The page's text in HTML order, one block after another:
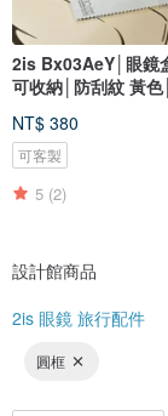
2is Bx03AeY│眼鏡
可收納│防刮紋 黃
NT$ 380
可客製
5 (2)
設計館商品
2is 眼鏡 旅行配件
圓框